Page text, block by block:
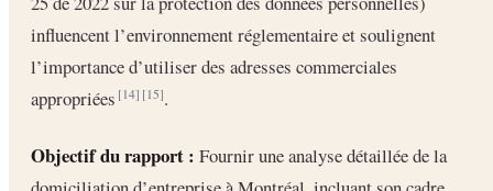
influencent l’environnement réglementaire et soulignent
l’importance d’utiliser des adresses commerciales
appropriées[14] [15].
Objectif du rapport : Fournir une analyse détaillée de la